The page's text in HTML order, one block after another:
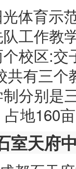
体育示
工作教
校区:
共有三
分别是
地160
室天府